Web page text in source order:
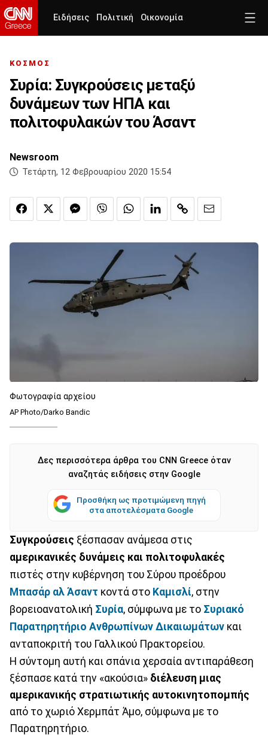
Ειδήσεις Πολιτική Οικονομία
ΚΟΣΜΟΣ
Συρία: Συγκρούσεις μεταξύ
δυνάμεων των ΗΠΑ και
πολιτοφυλακών του Άσαντ
Newsroom
Τετάρτη, 12 Φεβρουαρίου 2020 15:54
Φωτογραφία αρχείου
AP Photo/Darko Bandic
Δες περισσότερα άρθρα του CNN Greece όταν
αναζητάς ειδήσεις στην Google
Προσθήκη ως προτιμώμενη πηγή
στα αποτελέσματα Google
Συγκρούσεις ξέσπασαν ανάμεσα στις
αμερικανικές δυνάμεις και πολιτοφυλακές
πιστές στην κυβέρνηση του Σύρου προέδρου
Μπασάρ αλ Άσαντ κοντά στο Καμισλί, στην
βορειοανατολική Συρία, σύμφωνα με το Συριακό
Παρατηρητήριο Ανθρωπίνων Δικαιωμάτων και
ανταποκριτή του Γαλλικού Πρακτορείου.
Η σύντομη αυτή και σπάνια χερσαία αντιπαράθεση
ξέσπασε κατά την «ακούσια» διέλευση μιας
αμερικανικής στρατιωτικής αυτοκινητοπομπής
από το χωριό Χερμπάτ Άμο, σύμφωνα με το
Παρατηρητήριο.